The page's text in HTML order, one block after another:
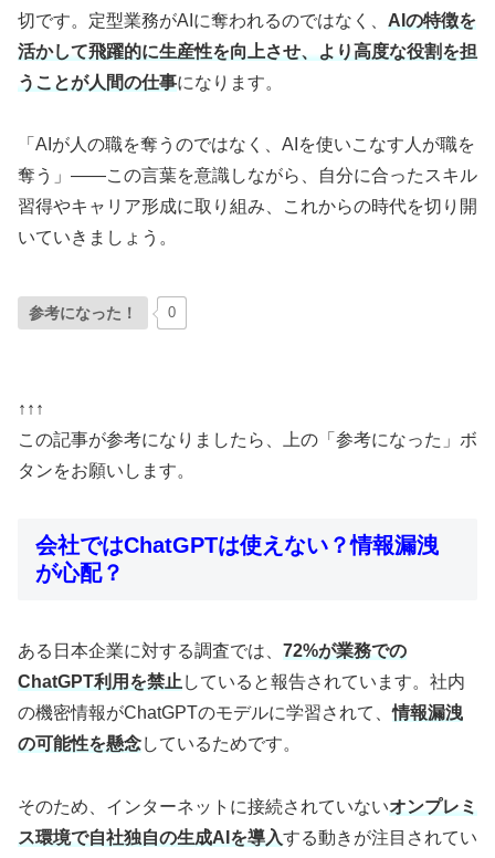
切です。定型業務がAIに奪われるのではなく、 AIの特徴を
活かして飛躍的に生産性を向上させ、より高度な役割を担
うことが人間の仕事になります。
「AIが人の職を奪うのではなく、AIを使いこなす人が職を
奪う」――この言葉を意識しながら、自分に合ったスキル
習得やキャリア形成に取り組み、これからの時代を切り開
いていきましょう。
参考になった！ 0
↑↑↑
この記事が参考になりましたら、上の「参考になった」ボ
タンをお願いします。
会社ではChatGPTは使えない？情報漏洩
が心配？
ある日本企業に対する調査では、 72%が業務での
ChatGPT利用を禁止 していると報告されています。社内
の機密情報がChatGPTのモデルに学習されて、情報漏洩
の可能性を懸念しているためです。
そのため、インターネットに接続されていないオンプレミ
ス環境で自社独自の生成AIを導入する動きが注目されてい